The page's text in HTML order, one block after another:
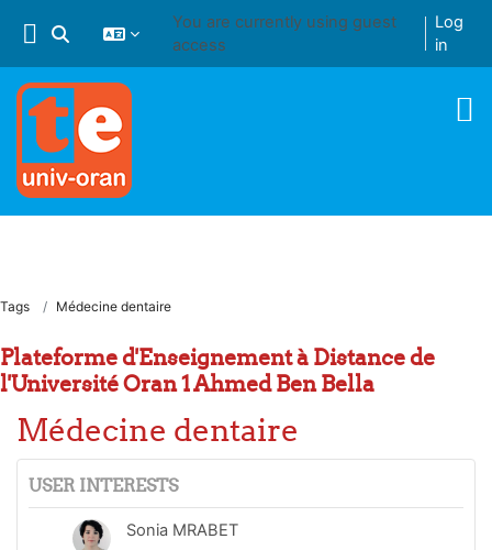
Toggle search input
You are currently using guest
access
Log
in
Tags Médecine dentaire
Plateforme d'Enseignement à Distance de
l'Université Oran 1 Ahmed Ben Bella
Médecine dentaire
USER INTERESTS
Sonia MRABET